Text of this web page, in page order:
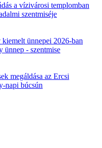
a vízivárosi templomban
szentmiséje
ünnepei 2026-ban
ünnep - szentmise
megáldása az Ercsi
napi búcsún